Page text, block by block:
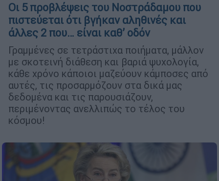
Οι 5 προβλέψεις του Νοστράδαμου που
πιστεύεται ότι βγήκαν αληθινές και
άλλες 2 που… είναι καθ’ οδόν
Γραμμένες σε τετράστιχα ποιήματα, μάλλον
με σκοτεινή διάθεση και βαριά ψυχολογία,
κάθε χρόνο κάποιοι μαζεύουν κάμποσες από
αυτές, τις προσαρμόζουν στα δικά μας
δεδομένα και τις παρουσιάζουν,
περιμένοντας ανελλιπώς το τέλος του
κόσμου!